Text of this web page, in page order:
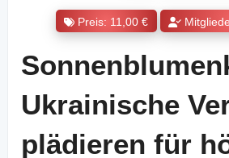
Preis: 11,00 €
Ukrainische
plädieren für